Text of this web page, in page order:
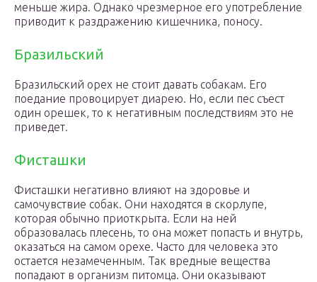
меньше жира. Однако чрезмерное его употребление
приводит к раздражению кишечника, поносу.
Бразильский
Бразильский орех не стоит давать собакам. Его
поедание провоцирует диарею. Но, если пес съест
один орешек, то к негативным последствиям это не
приведет.
Фисташки
Фисташки негативно влияют на здоровье и
самочувствие собак. Они находятся в скорлупе,
которая обычно приоткрыта. Если на ней
образовалась плесень, то она может попасть и внутрь,
оказаться на самом орехе. Часто для человека это
остается незамеченным. Так вредные вещества
попадают в организм питомца. Они оказывают